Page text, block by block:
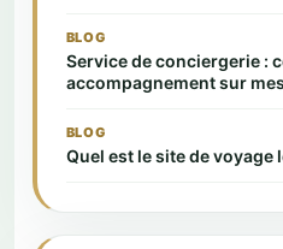
BLOG
Service de conciergerie :
accompagnement sur
BLOG
Quel est le site de voyage